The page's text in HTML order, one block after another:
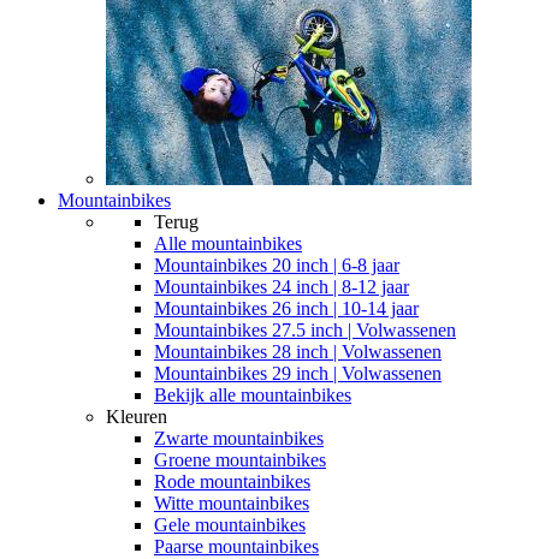
Mountainbikes
Terug
Alle mountainbikes
Mountainbikes 20 inch | 6-8 jaar
Mountainbikes 24 inch | 8-12 jaar
Mountainbikes 26 inch | 10-14 jaar
Mountainbikes 27.5 inch | Volwassenen
Mountainbikes 28 inch | Volwassenen
Mountainbikes 29 inch | Volwassenen
Bekijk alle mountainbikes
Kleuren
Zwarte mountainbikes
Groene mountainbikes
Rode mountainbikes
Witte mountainbikes
Gele mountainbikes
Paarse mountainbikes